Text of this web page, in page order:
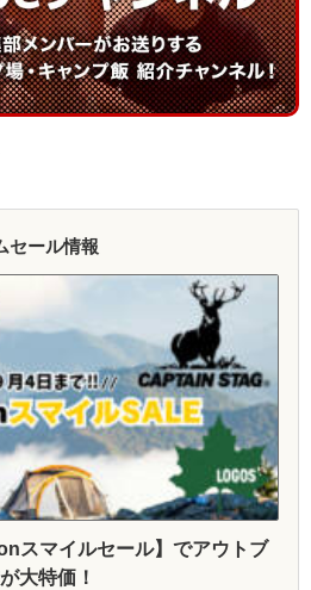
セール情報
スマイルセール】でアウトブ
大特価！